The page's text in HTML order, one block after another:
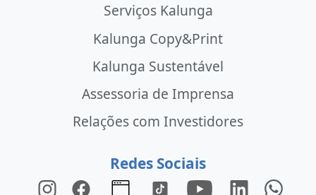
Serviços Kalunga
Kalunga Copy&Print
Kalunga Sustentável
Assessoria de Imprensa
Relações com Investidores
Redes Sociais